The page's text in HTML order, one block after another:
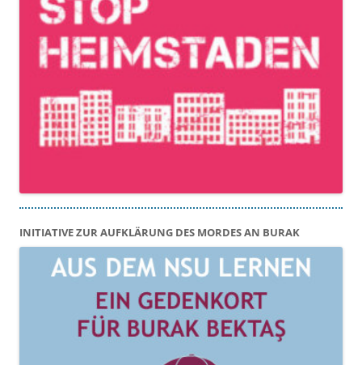
INITIATIVE ZUR AUFKLÄRUNG DES MORDES AN BURAK